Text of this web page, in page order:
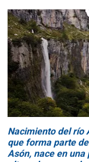
Nacimiento del río
que forma parte
Asón, nace en